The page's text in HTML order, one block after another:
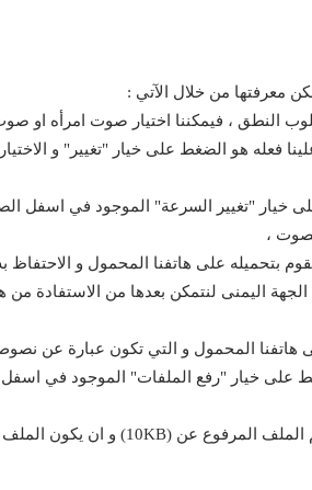
معرفتها من خلال الآتي :
النطق ، فيمكننا اختيار صوت امرأه او
فعله هو الضغط على خيار "تغيير" و
خيار "تغيير السرعة" الموجود في اسفل
،
بتحميله على هاتفنا المحمول و الاحتفاظ
اليمنى لنتمكن بعدها من الاستفادة من
هاتفنا المحمول و التي تكون عبارة عن
على خيار "رفع الملفات" الموجود في